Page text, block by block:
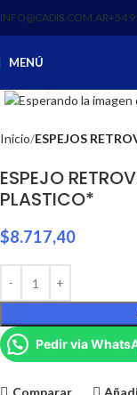
INFO@CADIS.COM.AR‪+54
MENÚ
Inicio ESPEJOS
ESPEJO
PLASTICO*
$8.717,40
Pedir via
Comparar